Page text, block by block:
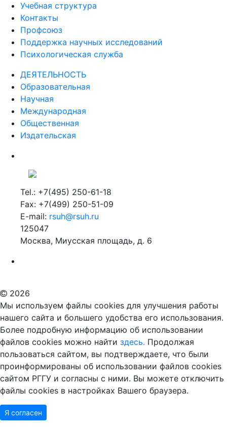
Учебная структура
Контакты
Профсоюз
Поддержка научных исследований
Психологическая служба
ДЕЯТЕЛЬНОСТЬ
Образовательная
Научная
Международная
Общественная
Издательская
Tel.: +7(495) 250-61-18
Fax: +7(499) 250-51-09
E-mail: rsuh@rsuh.ru
125047
Москва, Миусская площадь, д. 6
2026
Мы используем файлы cookies для улучшения работы
нашего сайта и большего удобства его использования.
Более подробную информацию об использовании
файлов cookies можно найти здесь. Продолжая
пользоваться сайтом, вы подтверждаете, что были
проинформированы об использовании файлов cookies
сайтом РГГУ и согласны с ними. Вы можете отключить
файлы cookies в настройках Вашего браузера.
Я согласен